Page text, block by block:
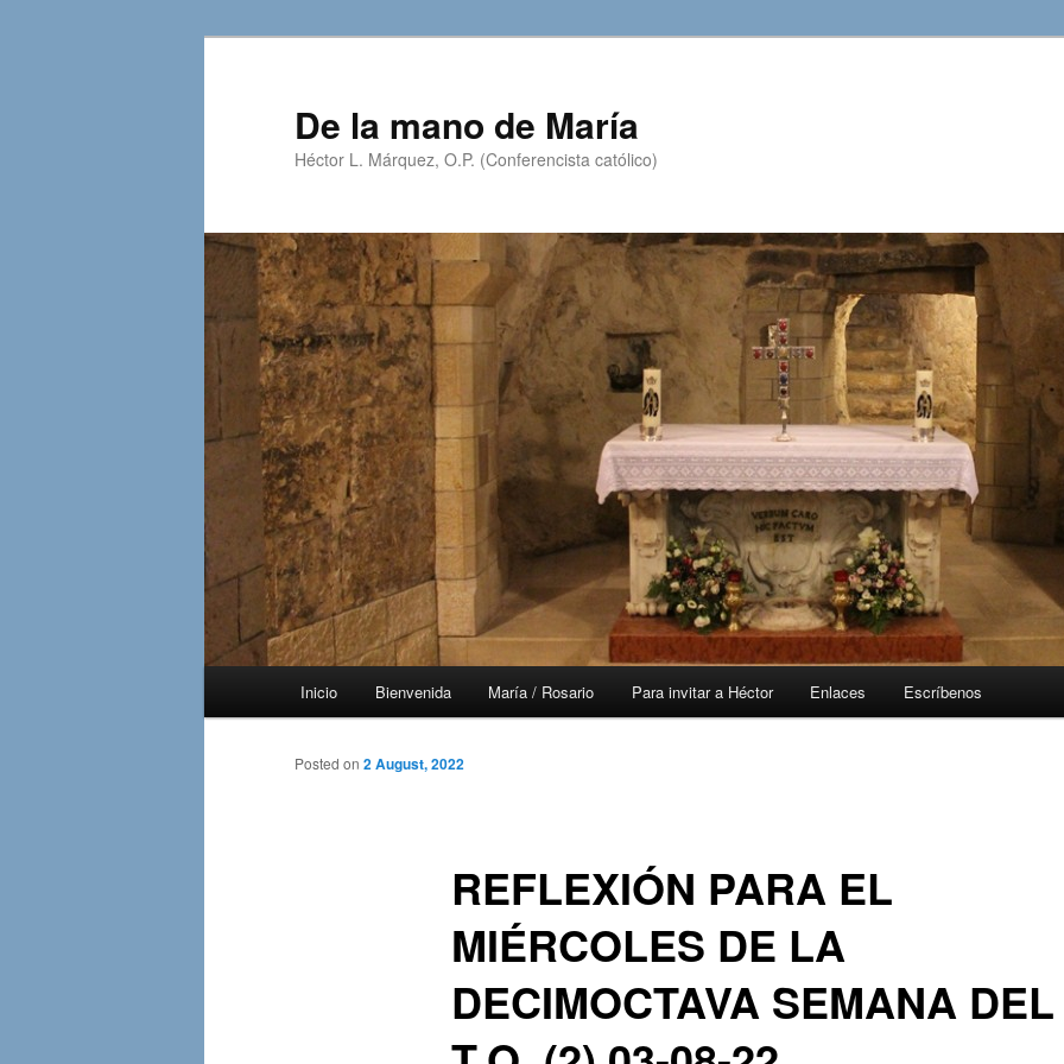
De la mano de María
Héctor L. Márquez, O.P. (Conferencista católico)
Inicio Bienvenida María / Rosario Para invitar a Héctor Enlaces Escríbenos
REFLEXIÓN PARA EL
MIÉRCOLES DE LA
DECIMOCTAVA SEMANA DEL
Posted on 2 August, 2022